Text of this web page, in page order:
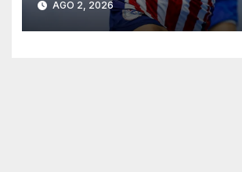
AGO 2, 2026